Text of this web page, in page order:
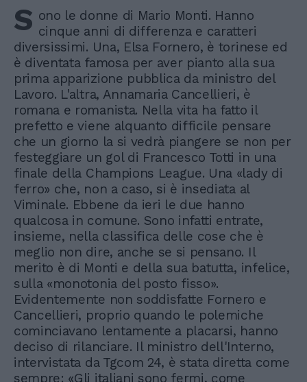
S ono le donne di Mario Monti. Hanno
cinque anni di differenza e caratteri
diversissimi. Una, Elsa Fornero, è torinese ed
è diventata famosa per aver pianto alla sua
prima apparizione pubblica da ministro del
Lavoro. L'altra, Annamaria Cancellieri, è
romana e romanista. Nella vita ha fatto il
prefetto e viene alquanto difficile pensare
che un giorno la si vedrà piangere se non per
festeggiare un gol di Francesco Totti in una
finale della Champions League. Una «lady di
ferro» che, non a caso, si è insediata al
Viminale. Ebbene da ieri le due hanno
qualcosa in comune. Sono infatti entrate,
insieme, nella classifica delle cose che è
meglio non dire, anche se si pensano. Il
merito è di Monti e della sua batutta, infelice,
sulla «monotonia del posto fisso».
Evidentemente non soddisfatte Fornero e
Cancellieri, proprio quando le polemiche
cominciavano lentamente a placarsi, hanno
deciso di rilanciare. Il ministro dell'Interno,
intervistata da Tgcom 24, è stata diretta come
sempre: «Gli italiani sono fermi, come